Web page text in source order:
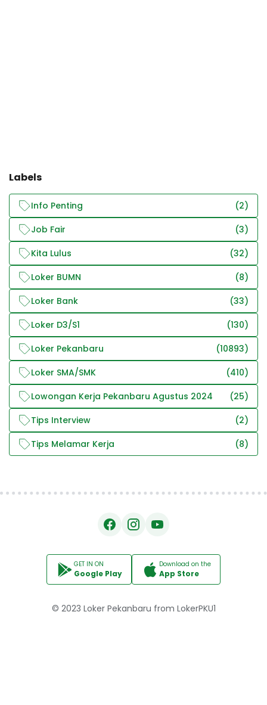
Labels
Info Penting
(2)
Job Fair
(3)
Kita Lulus
(32)
Loker BUMN
(8)
Loker Bank
(33)
Loker D3/S1
(130)
Loker Pekanbaru
(10893)
Loker SMA/SMK
(410)
Lowongan Kerja Pekanbaru Agustus 2024
(25)
Tips Interview
(2)
Tips Melamar Kerja
(8)
GET IN ON
Google Play
Download on the
App Store
© 2023 Loker Pekanbaru from LokerPKU1